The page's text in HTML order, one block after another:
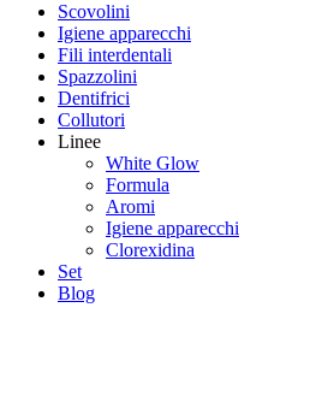
Scovolini
Igiene apparecchi
Fili interdentali
Spazzolini
Dentifrici
Collutori
Linee
White Glow
Formula
Aromi
Igiene apparecchi
Clorexidina
Set
Blog